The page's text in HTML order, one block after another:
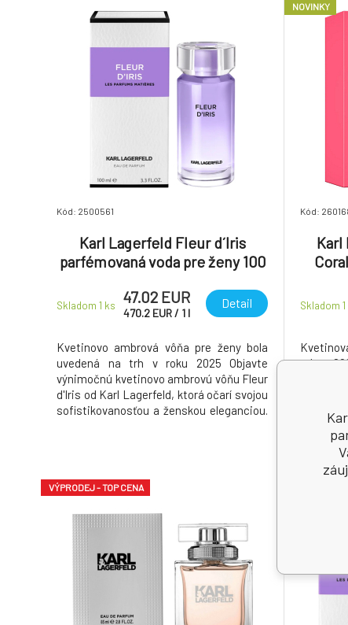
Kód: 2500561
Karl Lagerfeld Fleur d´Iris
parfémovaná voda pre ženy 100
Skladom 1 ks 47.02 EUR
470.2 EUR / 1 l
Detail
Kvetinovo ambrová vôňa pre ženy bola
uvedená na trh v roku 2025 Objavte
výnimočnú kvetinovo ambrovú vôňu Fleur
d'Iris od Karl Lagerfeld, ktorá očarí svojou
sofistikovanosťou a ženskou eleganciou.
NOVINKY
Kód:
Karl
Skladom 1
roku
ktorá
ženy,
VÝPRODEJ - TOP CENA